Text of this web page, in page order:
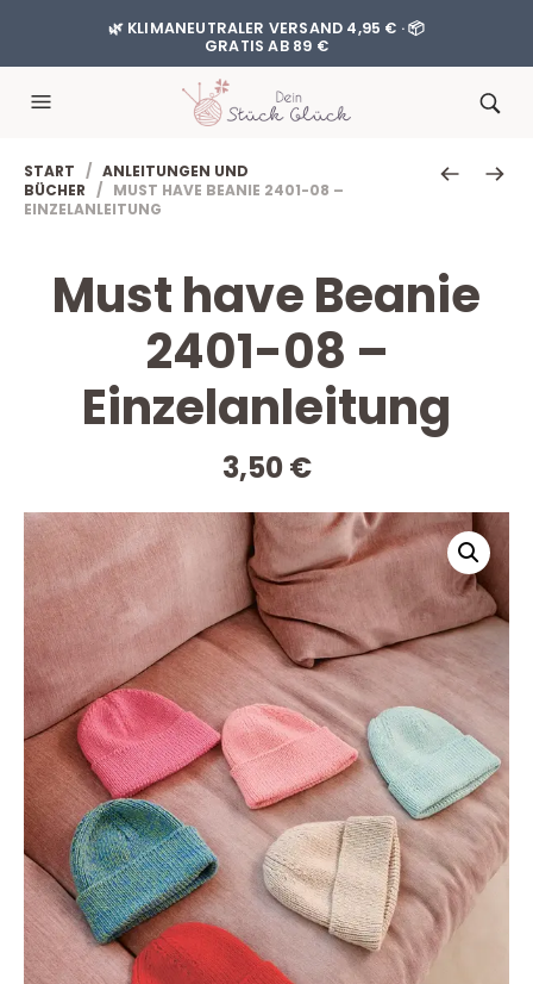
🌿 KLIMANEUTRALER VERSAND 4,95 € · 📦
GRATIS AB 89 €
START / ANLEITUNGEN UND
BÜCHER / MUST HAVE BEANIE 2401-08 –
EINZELANLEITUNG
Must have Beanie
2401-08 –
Einzelanleitung
3,50€